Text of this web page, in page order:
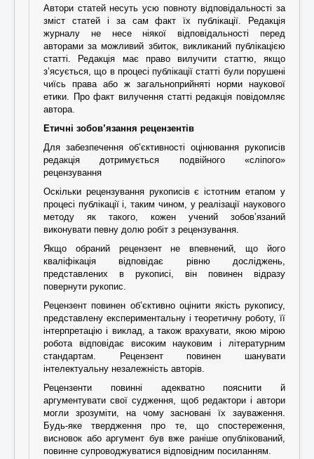
Автори статей несуть усю повноту відповідальності за
зміст статей і за сам факт їх публікації. Редакція
журналу не несе ніякої відповідальності перед
авторами за можливий збиток, викликаний публікацією
статті. Редакція має право вилучити статтю, якщо
з’ясується, що в процесі публікації статті були порушені
чиїсь права або ж загальноприйняті норми наукової
етики. Про факт вилучення статті редакція повідомляє
автора.
Етичні зобов’язання рецензентів
Для забезпечення об’єктивності оцінювання рукописів
редакція дотримується подвійного «сліпого»
рецензування
Оскільки рецензування рукописів є істотним етапом у
процесі публікації і, таким чином, у реалізації наукового
методу як такого, кожен учений зобов’язаний
виконувати певну долю робіт з рецензування.
Якщо обраний рецензент не впевнений, що його
кваліфікація відповідає рівню досліджень,
представлених в рукописі, він повинен відразу
повернути рукопис.
Рецензент повинен об’єктивно оцінити якість рукопису,
представлену експериментальну і теоретичну роботу, її
інтерпретацію і виклад, а також врахувати, якою мірою
робота відповідає високим науковим і літературним
стандартам. Рецензент повинен шанувати
інтелектуальну незалежність авторів.
Рецензенти повинні адекватно пояснити й
аргументувати свої судження, щоб редактори і автори
могли зрозуміти, на чому засновані їх зауваження.
Будь-яке твердження про те, що спостереження,
висновок або аргумент був вже раніше опублікований,
повинне супроводжуватися відповідним посиланням.